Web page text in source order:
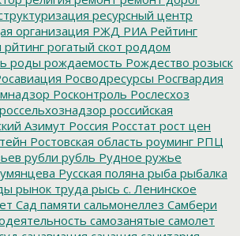
ресурсный центр
организация РЖД РИА Рейтинг
рйтинг рогатый скот роддом
роды рождаемость Рождество розыск
Росводресурсы Росгвардия
Росконтроль Рослесхоз
россельхознадзор российская
Азимут Россия Росстат рост цен
Ростовская область роуминг РПЦ
рубли рубль Рудное ружье
Русская поляна рыба рыбалка
рынок труда рысь с. Ленинское
Сад памяти сальмонеллез Самбери
самозанятые самолет